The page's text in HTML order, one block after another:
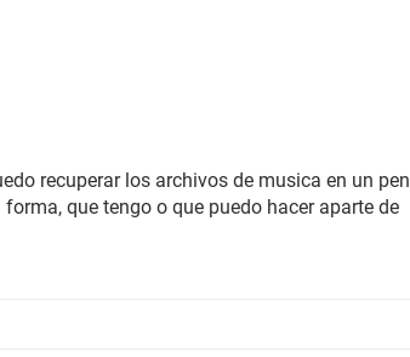
recuperar los archivos de musica en un pen
que tengo o que puedo hacer aparte de